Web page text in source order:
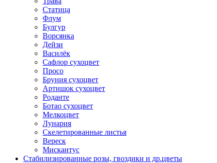
Статица
Флум
Булгур
Ворсянка
Дейзи
Василёк
Сафлор сухоцвет
Просо
Бруния сухоцвет
Артишок сухоцвет
Роданте
Ботао сухоцвет
Мелкоцвет
Лунария
Скелетированные листья
Вереск
Мискантус
Стабилизированные розы, гвоздики и др.цветы